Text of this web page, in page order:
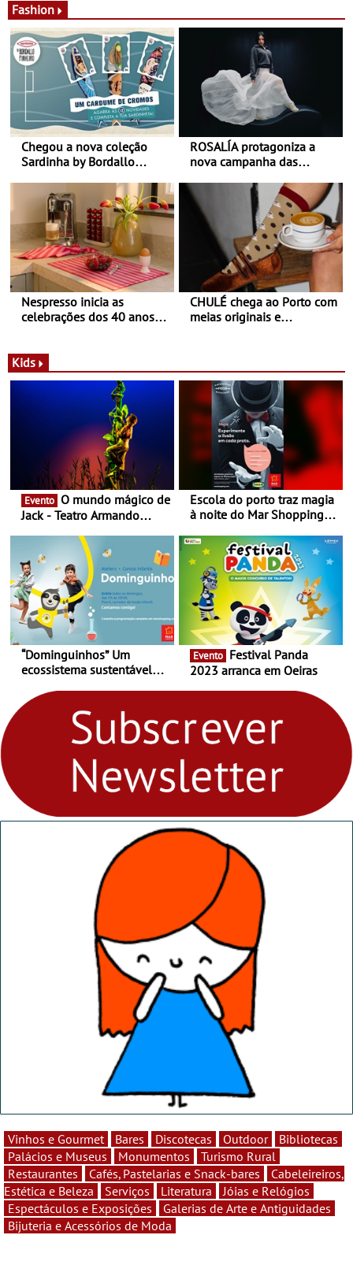
Fashion
Chegou a nova coleção
Sardinha by Bordallo
ROSALÍA protagoniza a
nova campanha das
Balance
Nespresso inicia as
celebrações dos 40 anos
Novas - Edição limitada
Nespresso x Torres Novas
CHULÉ chega ao Porto com
meias originais e
Shopping
Kids
Evento
Jack - Teatro Armando
Escola do porto traz magia
à noite do Mar Shopping
29 de abril, às 21h00
“Dominguinhos” Um
ecossistema sustentável
fores - Atelier de Educação
Ambiental nos
“Dominguinhos” de 23 de
Evento
2023 arranca em Oeiras
Vinhos e Gourmet Bares Discotecas Outdoor
Bibliotecas
Palácios e Museus
Monumentos
Turismo Rural
Restaurantes
Cafés, Pastelarias e Snack-bares
Cabeleireiros,
Estética e Beleza
Serviços Literatura
Jóias e Relógios
Espectáculos e Exposições
Galerias de Arte e Antiguidades
Bijuteria e Acessórios de Moda